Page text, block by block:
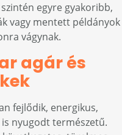
egyre gyakoribb,
vagy mentett példányok
vágynak.
agár és
fejlődik, energikus,
nyugodt természetű.